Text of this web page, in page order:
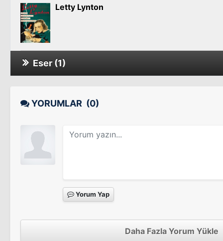
Letty Lynton
Eser (1)
YORUMLAR (0)
Yorum Yap
Daha Fazla Yorum Yükle